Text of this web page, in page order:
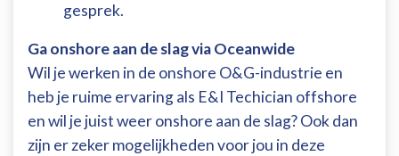
gesprek.
Ga onshore aan de slag via Oceanwide
Wil je werken in de onshore O&G-industrie en
heb je ruime ervaring als E&I Techician offshore
en wil je juist weer onshore aan de slag? Ook dan
zijn er zeker mogelijkheden voor jou in deze